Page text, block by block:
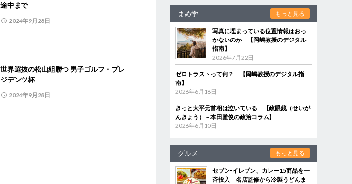
途中まで
2024年9月28日
世界選抜の松山組勝つ 男子ゴルフ・プレ
ジデンツ杯
2024年9月28日
まめ学 もっと見る
写真に埋まっている位置情報はおっ
かないのか 【岡嶋教授のデジタル
指南】
2026年7月22日
ゼロトラストって何？ 【岡嶋教授のデジタル指
南】
2026年6月18日
きっと大平元首相は泣いている 【政眼鏡（せいが
んきょう）－本田雅俊の政治コラム】
2026年6月10日
グルメ もっと見る
セブン‐イレブン、カレー15商品を一
斉投入 名店監修から冷製うどんま